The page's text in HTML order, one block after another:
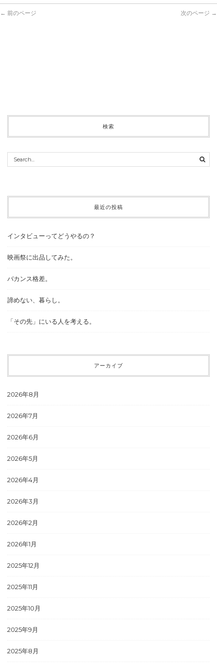
← 前のページ 次のページ →
検索
最近の投稿
インタビューってどうやるの？
映画祭に出品してみた。
バカンス格差。
諦めない、暮らし。
「その先」にいる人を考える。
アーカイブ
2026年8月
2026年7月
2026年6月
2026年5月
2026年4月
2026年3月
2026年2月
2026年1月
2025年12月
2025年11月
2025年10月
2025年9月
2025年8月